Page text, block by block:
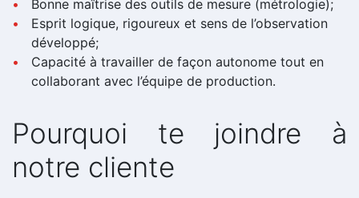
Bonne maîtrise des outils de mesure (métrologie);
Esprit logique, rigoureux et sens de l’observation
développé;
Capacité à travailler de façon autonome tout en
collaborant avec l’équipe de production.
Pourquoi te joindre à
notre cliente